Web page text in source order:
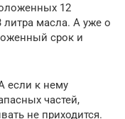
12
масла. А уже о
срок и
если к нему
частей,
не приходится.